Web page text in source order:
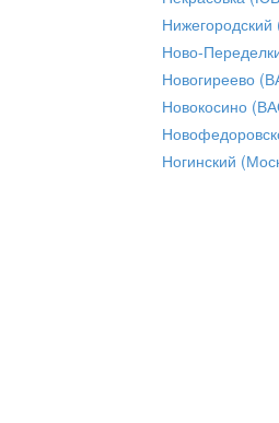
Ново-
Новогиреево
Новокосино
Ногинский